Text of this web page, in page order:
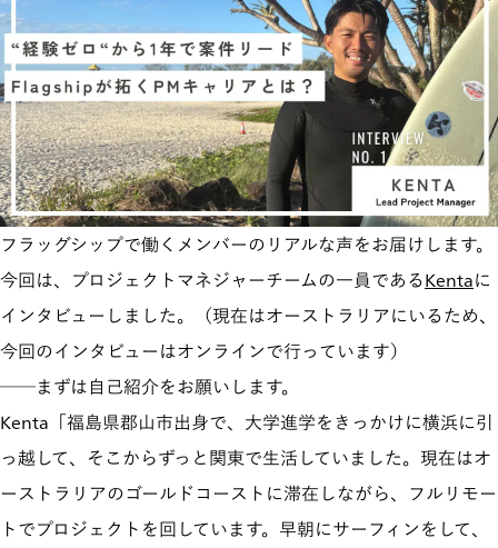
フラッグシップで働くメンバーのリアルな声をお届けします。
今回は、プロジェクトマネジャーチームの一員であるKentaに
インタビューしました。（現在はオーストラリアにいるため、
今回のインタビューはオンラインで行っています）
──まずは自己紹介をお願いします。
Kenta「福島県郡山市出身で、大学進学をきっかけに横浜に引
っ越して、そこからずっと関東で生活していました。現在はオ
ーストラリアのゴールドコーストに滞在しながら、フルリモー
トでプロジェクトを回しています。早朝にサーフィンをして、